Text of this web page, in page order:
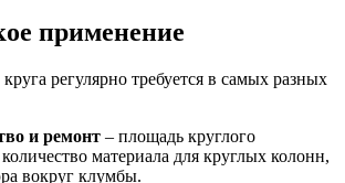
применение
регулярно требуется в самых разных
и ремонт – площадь круглого
материала для круглых колонн,
вокруг клумбы.